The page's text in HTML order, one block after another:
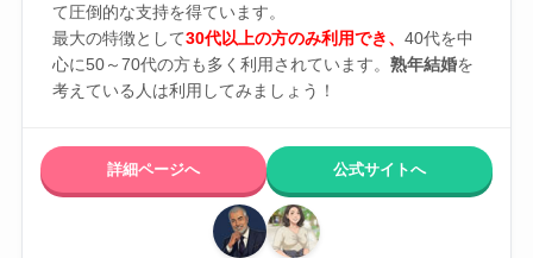
て圧倒的な支持を得ています。
最大の特徴として30代以上の方のみ利用でき、 40代を中
心に50～70代の方も多く利用されています。 熟年結婚を
考えている人は利用してみましょう！
詳細ページへ 公式サイトへ